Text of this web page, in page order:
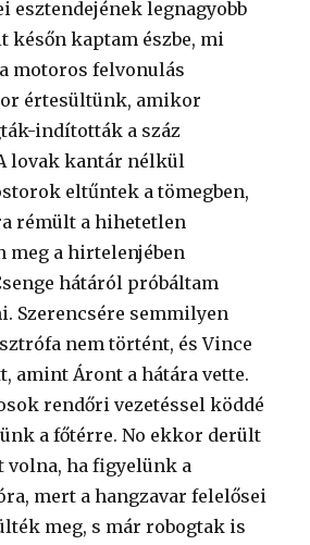
esztendejének legnagyobb
későn kaptam észbe, mi
motoros felvonulás
értesültünk, amikor
indították a száz
lovak kantár nélkül
eltűntek a tömegben,
rémült a hihetetlen
meg a hirtelenjében
hátáról próbáltam
Szerencsére semmilyen
nem történt, és Vince
amint Áront a hátára vette.
rendőri vezetéssel köddé
a főtérre. No ekkor derült
volna, ha figyelünk a
mert a hangzavar felelősei
meg, s már robogtak is